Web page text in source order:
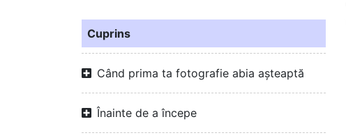
Cuprins
Când prima ta fotografie abia așteaptă
Înainte de a începe